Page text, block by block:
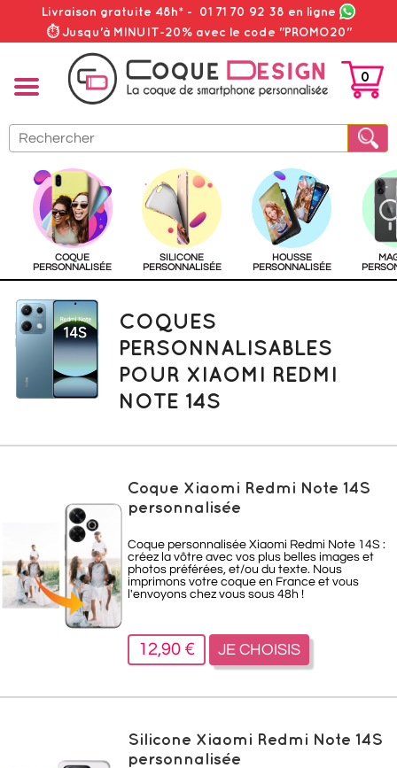
Livraison gratuite 48h* - 01 71 70 92 38 en ligne
⏱ Jusqu'à MINUIT-20% avec le code "PROMO20"
PANIER
0
COQUE
PERSONNALISÉE
SILICONE
PERSONNALISÉE
HOUSSE
PERSONNALISÉE
COQUES
PERSONNALISABLES
POUR XIAOMI REDMI
NOTE 14S
Coque Xiaomi Redmi Note 14S
personnalisée
Coque personnalisée Xiaomi Redmi Note 14S :
créez la vôtre avec vos plus belles images et
photos préférées, et/ou du texte. Nous
imprimons votre coque en France et vous
l'envoyons chez vous sous 48h !
12,90 € JE CHOISIS
Silicone Xiaomi Redmi Note 14S
personnalisée